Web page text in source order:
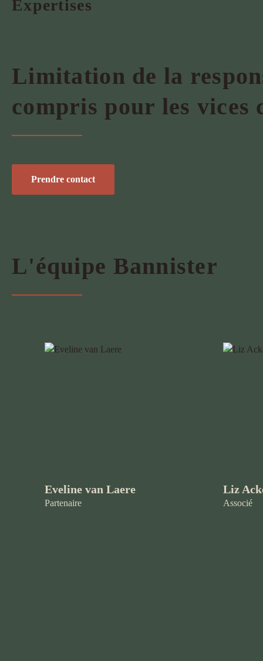
Expertises
Limitation de la
compris pour les vices
Prendre contact
L'équipe Bannister
Eveline van Laere
Partenaire
Liz
Associé